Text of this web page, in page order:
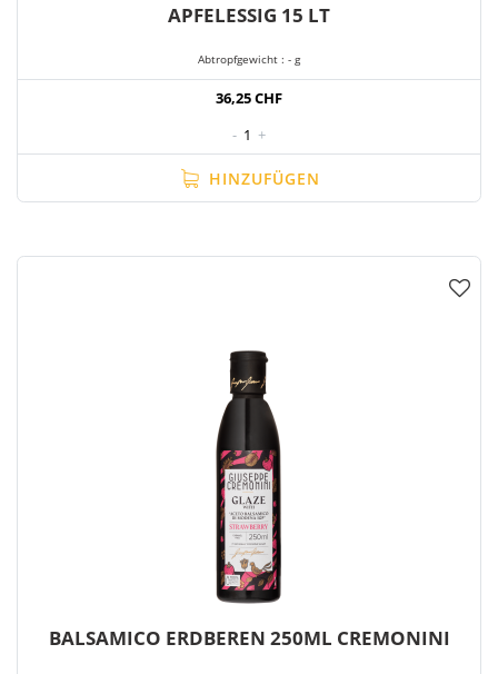
APFELESSIG 15 LT
Abtropfgewicht : - g
36,25 CHF
- 1 +
HINZUFÜGEN
BALSAMICO ERDBEREN 250ML CREMONINI